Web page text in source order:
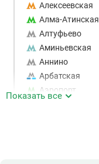
Алексеевская
Алма-Атинская
Алтуфьево
Аминьевская
Аннино
Арбатская
Аэропорт
Показать все